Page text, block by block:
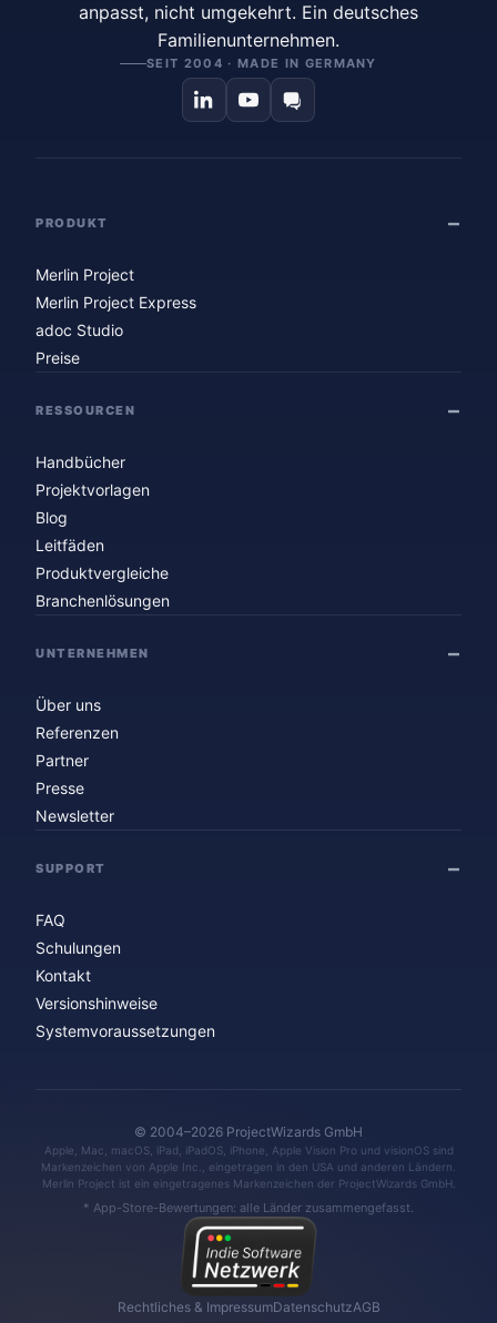
anpasst, nicht umgekehrt. Ein deutsches
Familienunternehmen.
SEIT 2004 · MADE IN GERMANY
PRODUKT
Merlin Project
Merlin Project Express
adoc Studio
Preise
RESSOURCEN
Handbücher
Projektvorlagen
Blog
Leitfäden
Produktvergleiche
Branchenlösungen
UNTERNEHMEN
Über uns
Referenzen
Partner
Presse
Newsletter
SUPPORT
FAQ
Schulungen
Kontakt
Versionshinweise
Systemvoraussetzungen
© 2004–2026 ProjectWizards GmbH
Apple, Mac, macOS, iPad, iPadOS, iPhone, Apple Vision Pro und visionOS sind
Markenzeichen von Apple Inc., eingetragen in den USA und anderen Ländern.
Merlin Project ist ein eingetragenes Markenzeichen der ProjectWizards GmbH.
* App-Store-Bewertungen: alle Länder zusammengefasst.
Rechtliches & ImpressumDatenschutzAGB